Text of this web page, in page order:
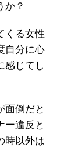
か？
くる女性
自分に心
感じてし
面倒だと
ー違反と
時以外は